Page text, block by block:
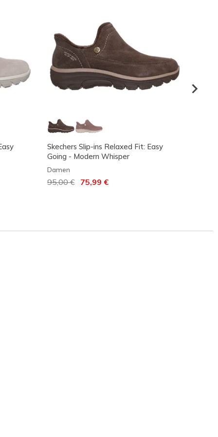
Skechers Slip-ins Relaxed Fit: Easy
Going - Modern Whisper
Damen
Reduziert von
95,00 €auf75,99 €